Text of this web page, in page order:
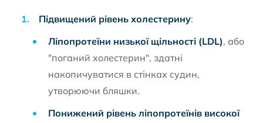
Підвищений рівень холестерину:
Ліпопротеїни низької щільності (LDL), або
"поганий холестерин", здатні
накопичуватися в стінках судин,
утворюючи бляшки.
Понижений рівень ліпопротеїнів високої